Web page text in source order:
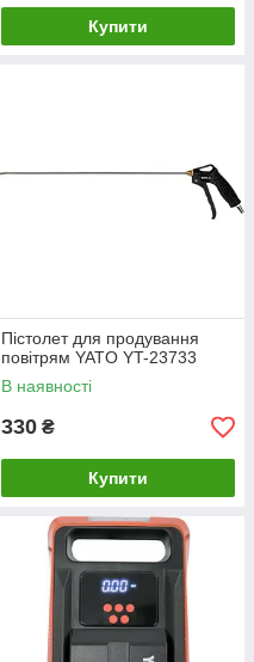
Купити
Пістолет для продування
повітрям YATO YT-23733
В наявності
330 ₴
Купити